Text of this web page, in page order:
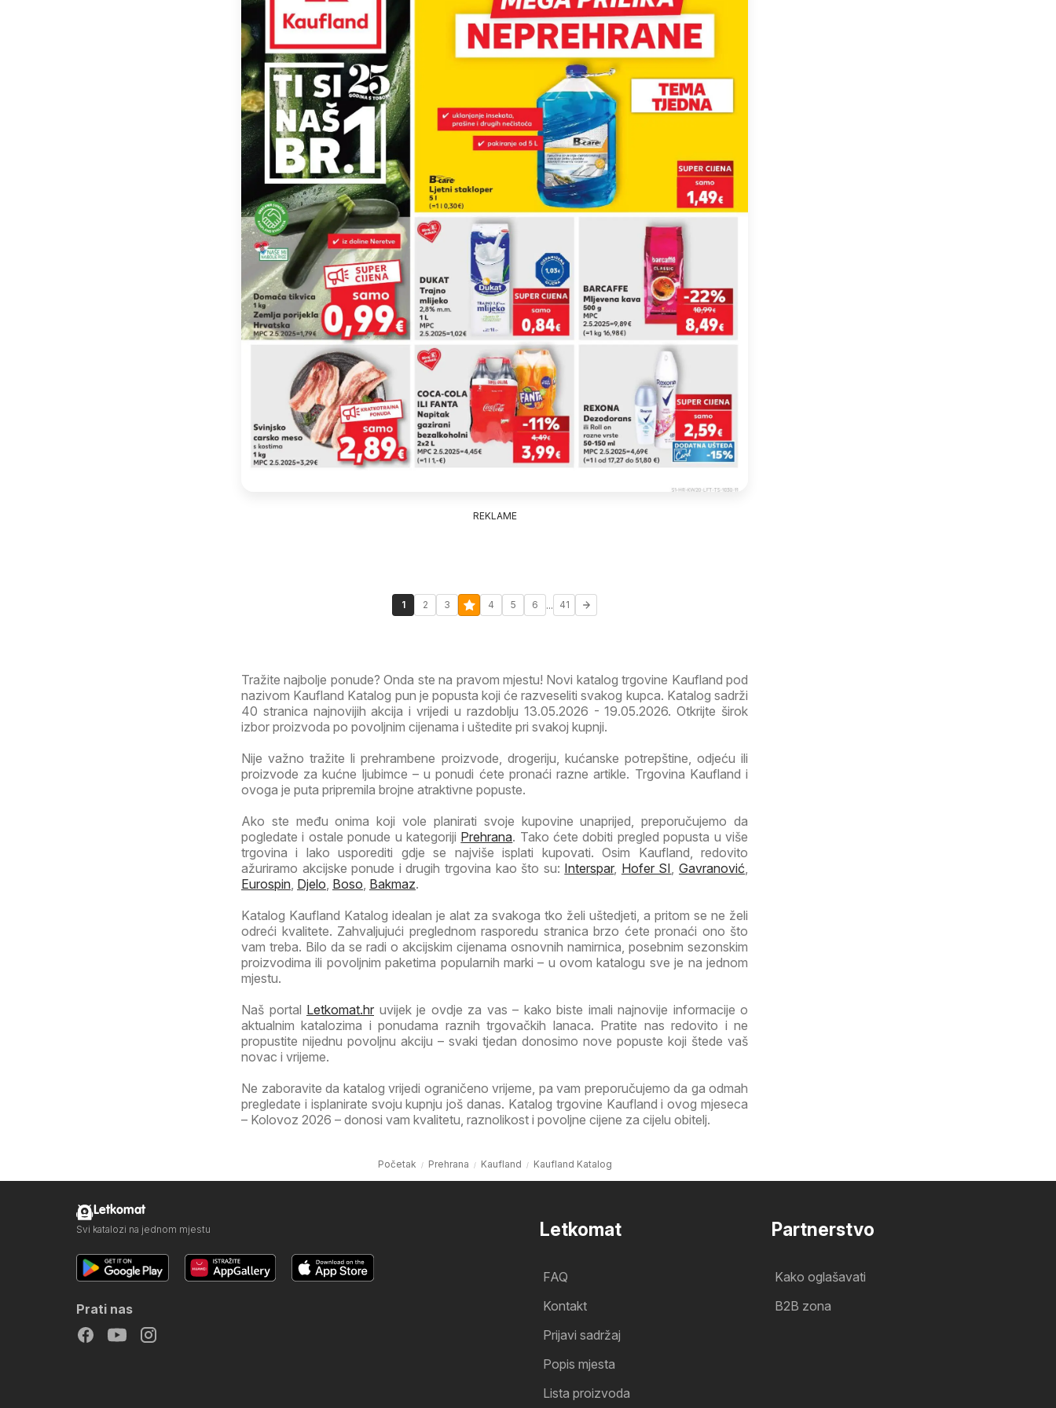
REKLAME
1 2 3 4 5 6 ... 41
Tražite najbolje ponude? Onda ste na pravom mjestu! Novi katalog trgovine Kaufland pod
nazivom Kaufland Katalog pun je popusta koji će razveseliti svakog kupca. Katalog sadrži
40 stranica najnovijih akcija i vrijedi u razdoblju 13.05.2026 - 19.05.2026. Otkrijte širok
izbor proizvoda po povoljnim cijenama i uštedite pri svakoj kupnji.
Nije važno tražite li prehrambene proizvode, drogeriju, kućanske potrepštine, odjeću ili
proizvode za kućne ljubimce – u ponudi ćete pronaći razne artikle. Trgovina Kaufland i
ovoga je puta pripremila brojne atraktivne popuste.
Ako ste među onima koji vole planirati svoje kupovine unaprijed, preporučujemo da
pogledate i ostale ponude u kategoriji Prehrana. Tako ćete dobiti pregled popusta u više
trgovina i lako usporediti gdje se najviše isplati kupovati. Osim Kaufland, redovito
ažuriramo akcijske ponude i drugih trgovina kao što su: Interspar, Hofer SI,Gavranović,
Eurospin, Djelo, Boso, Bakmaz.
Katalog Kaufland Katalog idealan je alat za svakoga tko želi uštedjeti, a pritom se ne želi
odreći kvalitete. Zahvaljujući preglednom rasporedu stranica brzo ćete pronaći ono što
vam treba. Bilo da se radi o akcijskim cijenama osnovnih namirnica, posebnim sezonskim
proizvodima ili povoljnim paketima popularnih marki – u ovom katalogu sve je na jednom
mjestu.
Naš portal Letkomat.hr uvijek je ovdje za vas – kako biste imali najnovije informacije o
aktualnim katalozima i ponudama raznih trgovačkih lanaca. Pratite nas redovito i ne
propustite nijednu povoljnu akciju – svaki tjedan donosimo nove popuste koji štede vaš
novac i vrijeme.
Ne zaboravite da katalog vrijedi ograničeno vrijeme, pa vam preporučujemo da ga odmah
pregledate i isplanirate svoju kupnju još danas. Katalog trgovine Kaufland i ovog mjeseca
– Kolovoz 2026 – donosi vam kvalitetu, raznolikost i povoljne cijene za cijelu obitelj.
Početak Prehrana Kaufland Kaufland Katalog
Letkomat
FAQ
Kontakt
Prijavi sadržaj
Popis mjesta
Lista proizvoda
Partnerstvo
Kako oglašavati
B2B zona
Letkomat
Svi katalozi na jednom mjestu
Prati nas